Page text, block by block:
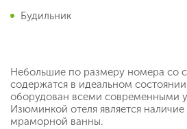
Будильник
Небольшие по размеру номера со
содержатся в идеальном
оборудован всеми современными
Изюминкой отеля является
мраморной ванны.